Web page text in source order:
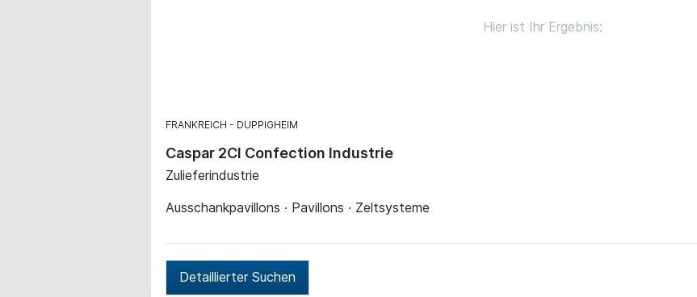
Hier ist Ihr Ergebnis:
FRANKREICH DUPPIGHEIM
Caspar 2CI Confection Industrie
Zulieferindustrie
Ausschankpavillons · Pavillons · Zeltsysteme
Detaillierter Suchen